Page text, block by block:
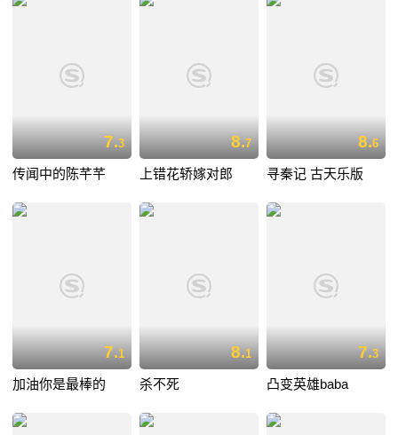
7.3
传闻中的陈芊芊
8.7
上错花轿嫁对郎
8.6
寻秦记 古天乐版
7.1
加油你是最棒的
8.1
杀不死
7.3
凸变英雄baba